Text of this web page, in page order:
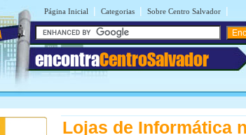
Página Inicial | Categorias | Sobre Centro Salvador |
encontraCentroSalvador
Lojas de Informática